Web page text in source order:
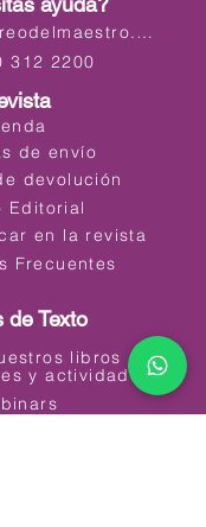
contacto@correodelmaestro.com
312 2200
de envío
devolución
Editorial
en la revista
Frecuentes
de Texto
libros
y actividades